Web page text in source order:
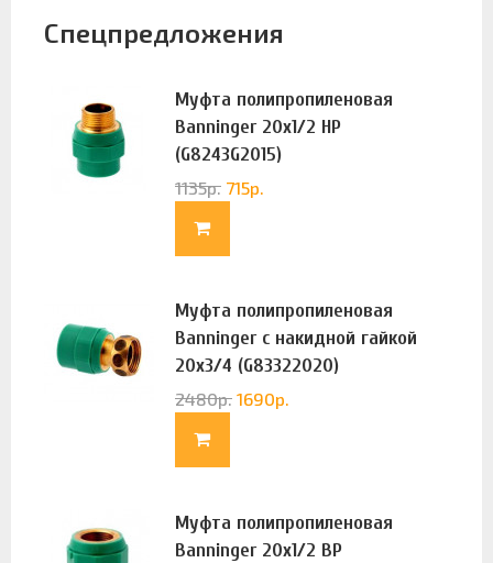
Спецпредложения
Муфта полипропиленовая
Banninger 20х1/2 НР
(G8243G2015)
1135р. 715р.
Муфта полипропиленовая
Banninger с накидной гайкой
20х3/4 (G83322020)
2480р. 1690р.
Муфта полипропиленовая
Banninger 20х1/2 ВР